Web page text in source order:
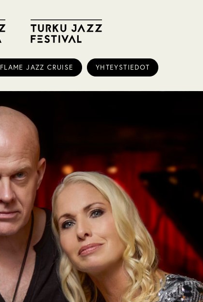
FLAME JAZZ CRUISE YHTEYSTIEDOT